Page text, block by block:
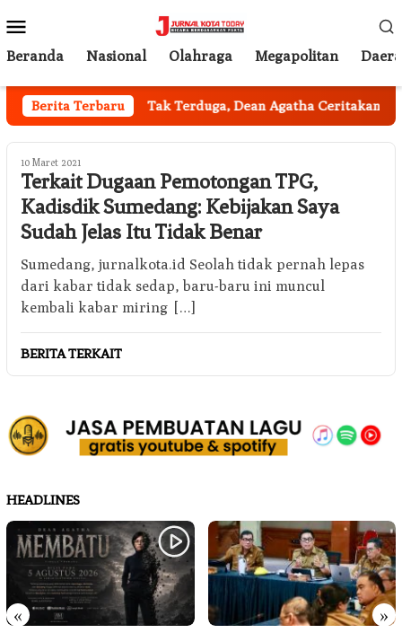
ke
kontenMobile
Beranda Nasional Olahraga Megapolitan
Berita Terbaru
Jakarta Tak Terduga, Dean Agatha Ceritakan
10 Maret 2021
Terkait Dugaan Pemotongan TPG,
Kadisdik Sumedang: Kebijakan Saya
Sudah Jelas Itu Tidak Benar
Sumedang, jurnalkota.id Seolah tidak pernah lepas
dari kabar tidak sedap, baru-baru ini muncul
kembali kabar miring […]
BERITA TERKAIT
HEADLINES
« »